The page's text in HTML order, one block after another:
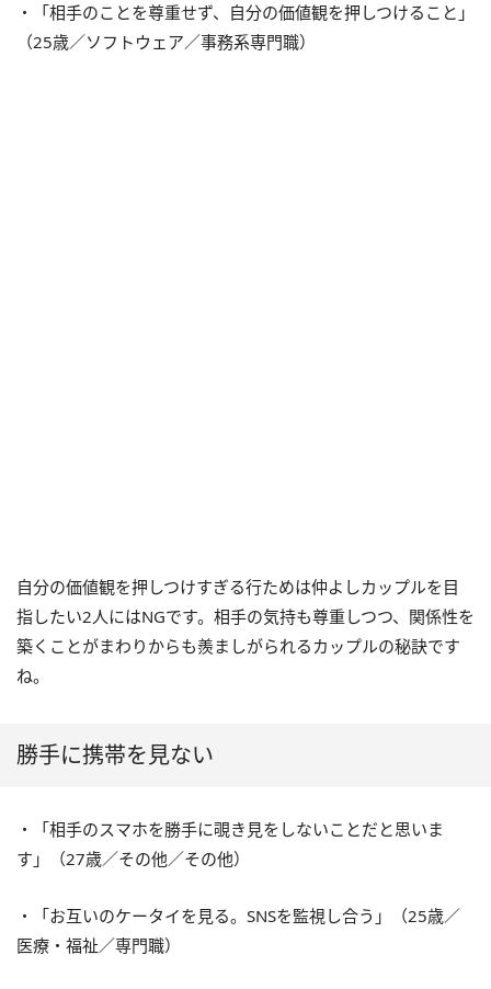
・「相手のことを尊重せず、自分の価値観を押しつけること」
（25歳／ソフトウェア／事務系専門職）
自分の価値観を押しつけすぎる行ためは仲よしカップルを目
指したい2人にはNGです。相手の気持も尊重しつつ、関係性を
築くことがまわりからも羨ましがられるカップルの秘訣です
ね。
勝手に携帯を見ない
・「相手のスマホを勝手に覗き見をしないことだと思いま
す」（27歳／その他／その他）
・「お互いのケータイを見る。SNSを監視し合う」（25歳／
医療・福祉／専門職）